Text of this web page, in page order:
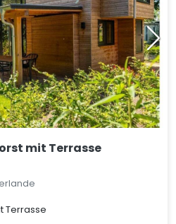
mit Terrasse
Terrasse